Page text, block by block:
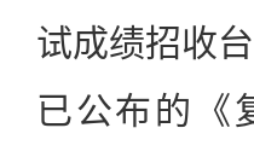
试成绩招收
已公布的《